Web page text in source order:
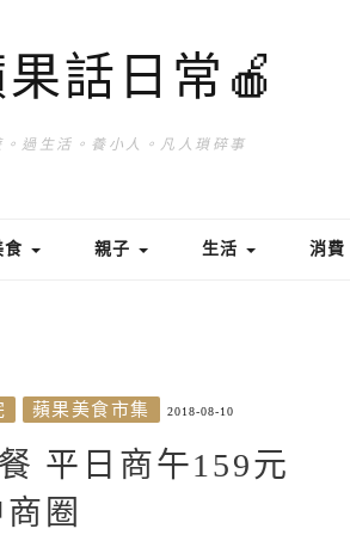
話日常🍎
。過生活。養小人。凡人瑣碎事
食 親子 生活 消費
蘋果美食市集 2018-08-10
平日商午159元
圈